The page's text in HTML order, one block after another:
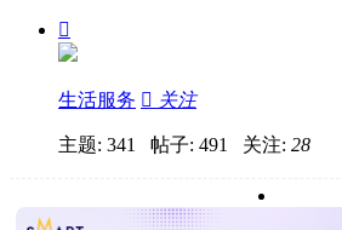

生活服务  关注
主题: 341 帖子: 491 关注: 28